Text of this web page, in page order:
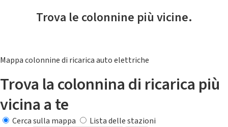
Trova le colonnine più vicine.
Mappa colonnine di ricarica auto elettriche
Trova la colonnina di ricarica più
vicina a te
Cerca sulla mappa
Lista delle stazioni